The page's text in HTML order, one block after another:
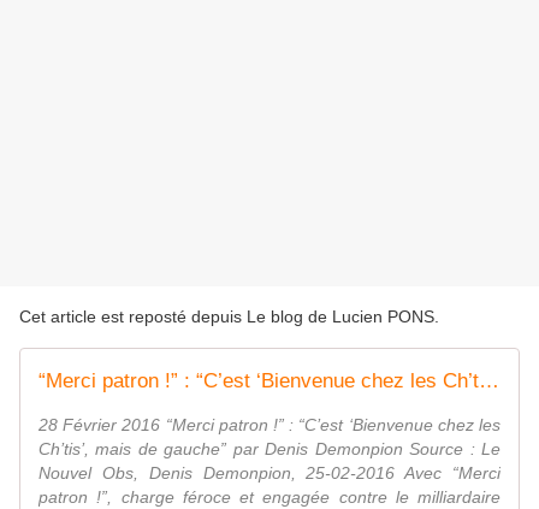
Cet article est reposté depuis Le blog de Lucien PONS
“Merci patron !” : “C’est ‘Bienvenue chez les Ch’tis’, mais de gauche” par Denis Demonpion
28 Février 2016 “Merci patron !” : “C’est ‘Bienvenue chez les
Ch’tis’, mais de gauche” par Denis Demonpion Source : Le
Nouvel Obs, Denis Demonpion, 25-02-2016 Avec “Merci
patron !”, charge féroce et engagée contre le milliardaire